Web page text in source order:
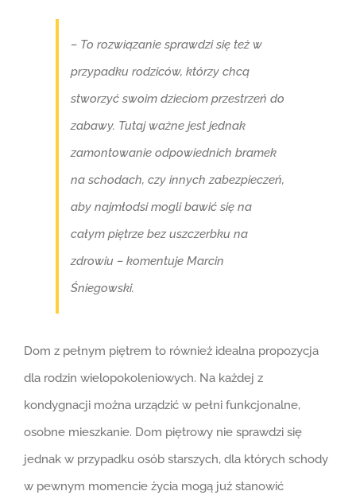
– To rozwiązanie sprawdzi się też w
przypadku rodziców, którzy chcą
stworzyć swoim dzieciom przestrzeń do
zabawy. Tutaj ważne jest jednak
zamontowanie odpowiednich bramek
na schodach, czy innych zabezpieczeń,
aby najmłodsi mogli bawić się na
całym piętrze bez uszczerbku na
zdrowiu – komentuje Marcin
Śniegowski.
Dom z pełnym piętrem to również idealna propozycja
dla rodzin wielopokoleniowych. Na każdej z
kondygnacji można urządzić w pełni funkcjonalne,
osobne mieszkanie. Dom piętrowy nie sprawdzi się
jednak w przypadku osób starszych, dla których schody
w pewnym momencie życia mogą już stanowić